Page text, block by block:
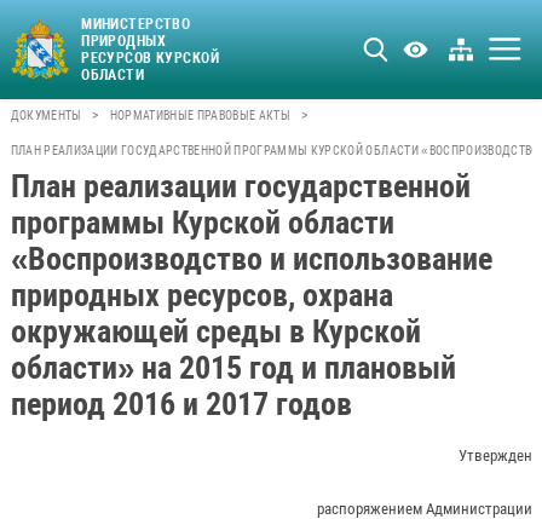
МИНИСТЕРСТВО
ПРИРОДНЫХ
РЕСУРСОВ КУРСКОЙ
ОБЛАСТИ
ДОКУМЕНТЫ > НОРМАТИВНЫЕ ПРАВОВЫЕ АКТЫ >
ПЛАН РЕАЛИЗАЦИИ ГОСУДАРСТВЕННОЙ ПРОГРАММЫ КУРСКОЙ ОБЛАСТИ
План реализации государственной
программы Курской области
«Воспроизводство и использование
природных ресурсов, охрана
окружающей среды в Курской
области» на 2015 год и плановый
период 2016 и 2017 годов
Утвержден
распоряжением Администрации